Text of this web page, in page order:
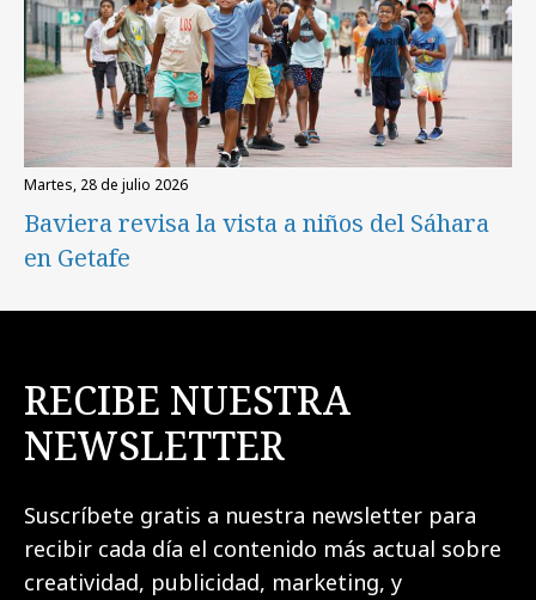
martes, 28 de julio 2026
Baviera revisa la vista a niños del Sáhara
en Getafe
RECIBE NUESTRA
NEWSLETTER
Suscríbete gratis a nuestra newsletter para
recibir cada día el contenido más actual sobre
creatividad, publicidad, marketing, y